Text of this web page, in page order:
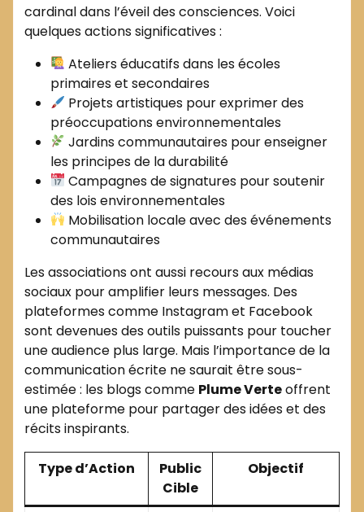
cardinal dans l’éveil des consciences. Voici
quelques actions significatives :
Ateliers éducatifs dans les écoles
primaires et secondaires
Projets artistiques pour exprimer des
préoccupations environnementales
Jardins communautaires pour enseigner
les principes de la durabilité
Campagnes de signatures pour soutenir
des lois environnementales
Mobilisation locale avec des événements
communautaires
Les associations ont aussi recours aux médias
sociaux pour amplifier leurs messages. Des
plateformes comme Instagram et Facebook
sont devenues des outils puissants pour toucher
une audience plus large. Mais l’importance de la
communication écrite ne saurait être sous-
estimée : les blogs comme Plume Verteoffrent
une plateforme pour partager des idées et des
récits inspirants.
Type d’Action
Public
Cible
Objectif